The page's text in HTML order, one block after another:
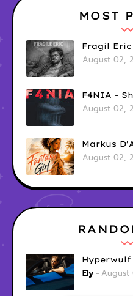
MOST
Fragil
August 02,
F4NIA -
August 02,
Markus
August 02,
Hyperwulf
Ely August